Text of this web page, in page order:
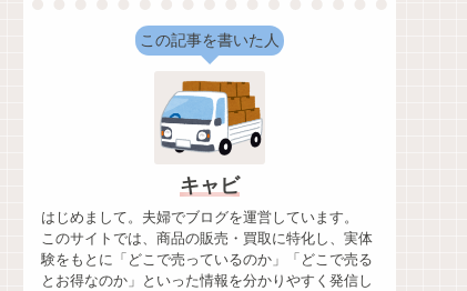
この記事を書いた人
キャビ
はじめまして。夫婦でブログを運営しています。
このサイトでは、商品の販売・買取に特化し、実体
験をもとに「どこで売っているのか」「どこで売る
とお得なのか」といった情報を分かりやすく発信し